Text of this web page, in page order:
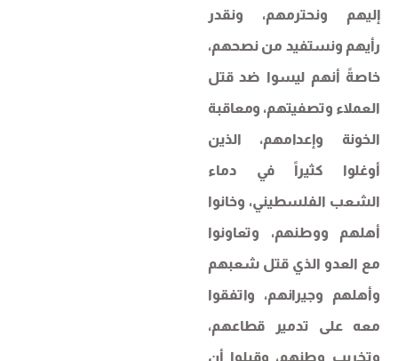
إليهم ونحترمهم، ونقدر
رأيهم ونستفيد من نصحهم،
خاصةً أنهم ليسوا ضد قتل
العملاء وتصفيتهم، ومعاقبة
الخونة وإعدامهم، الذين
أوغلوا كثيراً في دماء
الشعب الفلسطيني، وخانوا
أهلهم ووطنهم، وتعاونوا
مع العدو الذي قتل شعبهم
وأهلهم وجيرانهم، واتفقوا
معه على تدمير قطاعهم،
وتخريب وطنهم، وقبلوا أن